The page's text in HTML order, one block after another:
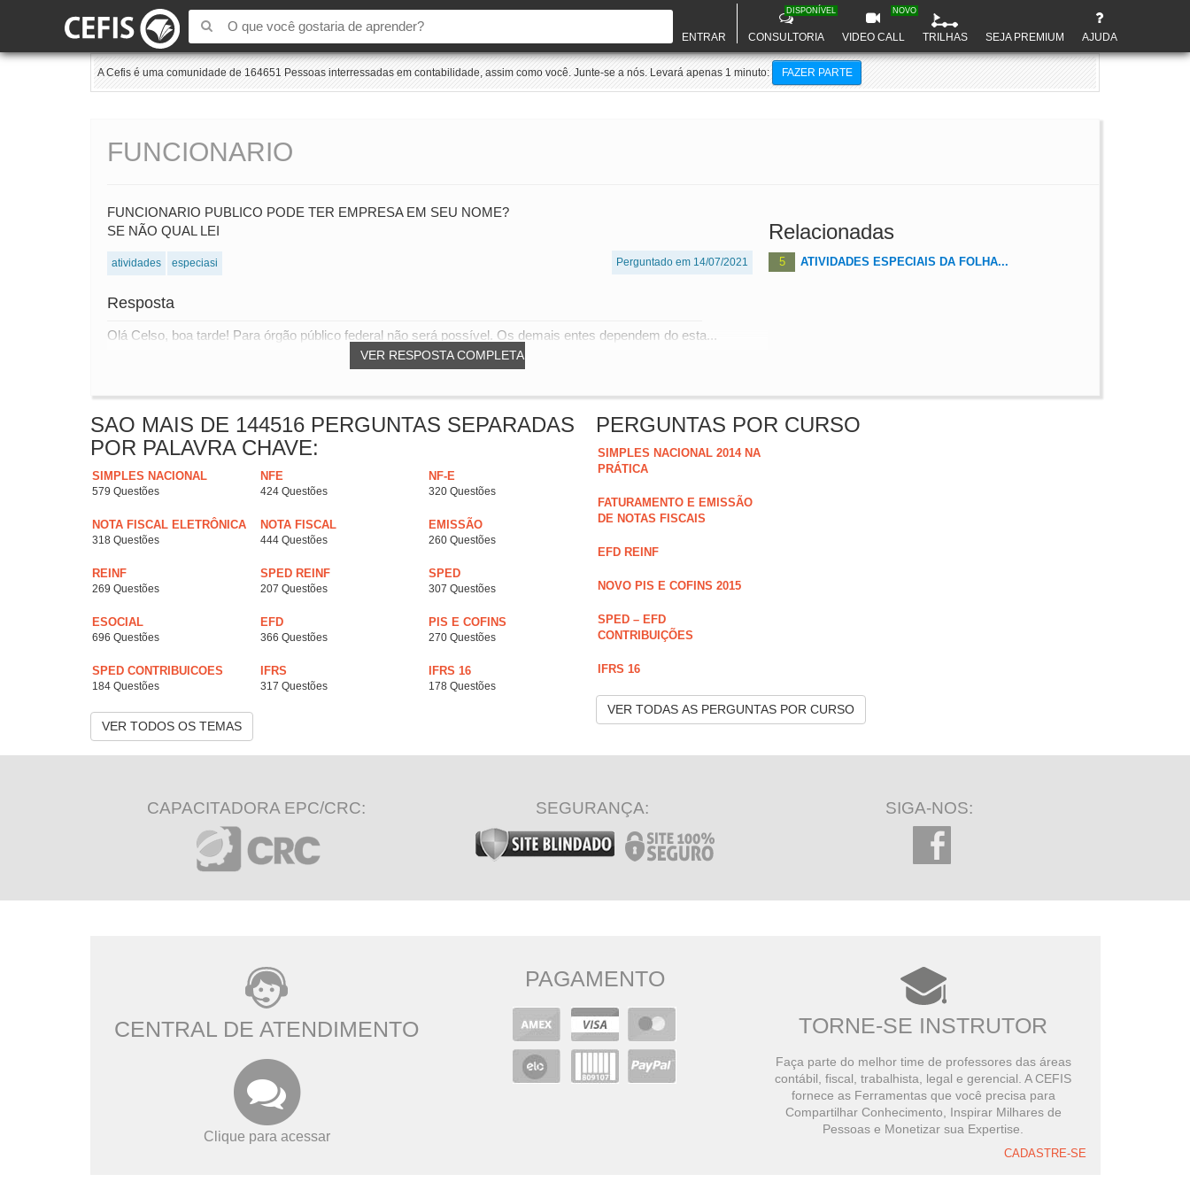
ENTRAR CONSULTORIA
DISPONÍVEL
VIDEO CALL
NOVO
TRILHAS SEJA PREMIUM AJUDA
A Cefis é uma comunidade de 164651 Pessoas interressadas em contabilidade, assim como você. Junte-se a nós. Levará apenas 1 minuto: FAZER PARTE
FUNCIONARIO
FUNCIONARIO PUBLICO PODE TER EMPRESA EM SEU NOME?
SE NÃO QUAL LEI
atividades especiasi Perguntado em 14/07/2021
Resposta
VER RESPOSTA COMPLETA
Olá Celso, boa tarde! Para órgão público federal não será possível. Os demais entes dependem do esta...
Relacionadas
5 ATIVIDADES ESPECIAIS DA FOLHA...
SAO MAIS DE 144516 PERGUNTAS SEPARADAS
POR PALAVRA CHAVE:
SIMPLES NACIONAL
579 Questões
NFE
424 Questões
NF-E
320 Questões
NOTA FISCAL ELETRÔNICA
318 Questões
NOTA FISCAL
444 Questões
EMISSÃO
260 Questões
REINF
269 Questões
SPED REINF
207 Questões
SPED
307 Questões
ESOCIAL
696 Questões
EFD
366 Questões
PIS E COFINS
270 Questões
SPED CONTRIBUICOES
184 Questões
IFRS
317 Questões
IFRS 16
178 Questões
VER TODOS OS TEMAS
PERGUNTAS POR CURSO
SIMPLES NACIONAL 2014 NA
PRÁTICA
FATURAMENTO E EMISSÃO
DE NOTAS FISCAIS
EFD REINF
NOVO PIS E COFINS 2015
SPED – EFD
CONTRIBUIÇÕES
IFRS 16
VER TODAS AS PERGUNTAS POR CURSO
CAPACITADORA EPC/CRC: SEGURANÇA: SIGA-NOS:
CENTRAL DE ATENDIMENTO
Clique para acessar
PAGAMENTO
TORNE-SE INSTRUTOR
Faça parte do melhor time de professores das áreas
contábil, fiscal, trabalhista, legal e gerencial. A CEFIS
fornece as Ferramentas que você precisa para
Compartilhar Conhecimento, Inspirar Milhares de
Pessoas e Monetizar sua Expertise.
CADASTRE-SE